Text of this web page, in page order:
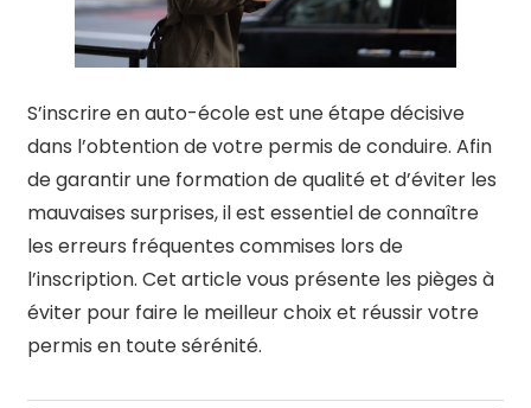
S’inscrire en auto-école est une étape décisive
dans l’obtention de votre permis de conduire. Afin
de garantir une formation de qualité et d’éviter les
mauvaises surprises, il est essentiel de connaître
les erreurs fréquentes commises lors de
l’inscription. Cet article vous présente les pièges à
éviter pour faire le meilleur choix et réussir votre
permis en toute sérénité.